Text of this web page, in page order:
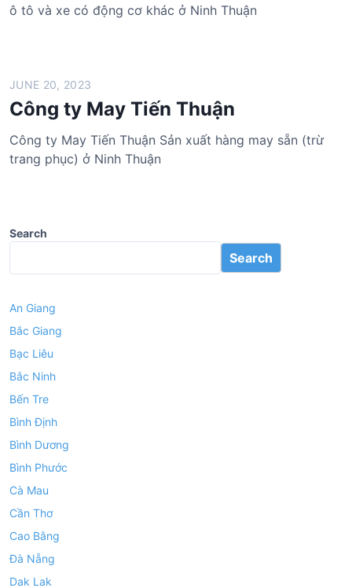
ô tô và xe có động cơ khác ở Ninh Thuận
JUNE 20, 2023
Công ty May Tiến Thuận
Công ty May Tiến Thuận Sản xuất hàng may sẵn (trừ
trang phục) ở Ninh Thuận
Search
Search
An Giang
Bắc Giang
Bạc Liêu
Bắc Ninh
Bến Tre
Bình Định
Bình Dương
Bình Phước
Cà Mau
Cần Thơ
Cao Bằng
Đà Nẵng
Dak Lak